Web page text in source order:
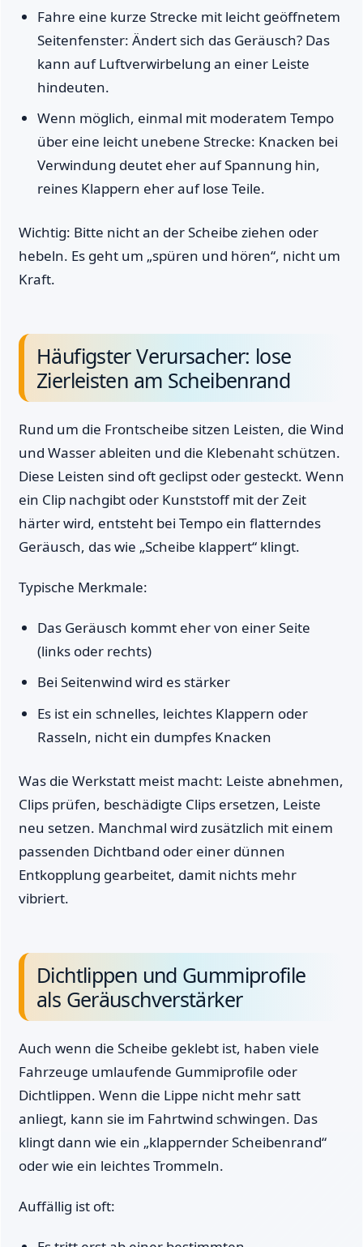
Fahre eine kurze Strecke mit leicht geöffnetem
Seitenfenster: Ändert sich das Geräusch? Das
kann auf Luftverwirbelung an einer Leiste
hindeuten.
Wenn möglich, einmal mit moderatem Tempo
über eine leicht unebene Strecke: Knacken bei
Verwindung deutet eher auf Spannung hin,
reines Klappern eher auf lose Teile.
Wichtig: Bitte nicht an der Scheibe ziehen oder
hebeln. Es geht um „spüren und hören“, nicht um
Kraft.
Häufigster Verursacher: lose
Zierleisten am Scheibenrand
Rund um die Frontscheibe sitzen Leisten, die Wind
und Wasser ableiten und die Klebenaht schützen.
Diese Leisten sind oft geclipst oder gesteckt. Wenn
ein Clip nachgibt oder Kunststoff mit der Zeit
härter wird, entsteht bei Tempo ein flatterndes
Geräusch, das wie „Scheibe klappert“ klingt.
Typische Merkmale:
Das Geräusch kommt eher von einer Seite
(links oder rechts)
Bei Seitenwind wird es stärker
Es ist ein schnelles, leichtes Klappern oder
Rasseln, nicht ein dumpfes Knacken
Was die Werkstatt meist macht: Leiste abnehmen,
Clips prüfen, beschädigte Clips ersetzen, Leiste
neu setzen. Manchmal wird zusätzlich mit einem
passenden Dichtband oder einer dünnen
Entkopplung gearbeitet, damit nichts mehr
vibriert.
Dichtlippen und Gummiprofile
als Geräuschverstärker
Auch wenn die Scheibe geklebt ist, haben viele
Fahrzeuge umlaufende Gummiprofile oder
Dichtlippen. Wenn die Lippe nicht mehr satt
anliegt, kann sie im Fahrtwind schwingen. Das
klingt dann wie ein „klappernder Scheibenrand“
oder wie ein leichtes Trommeln.
Auffällig ist oft: